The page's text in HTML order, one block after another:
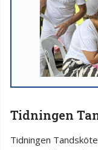
Tidningen
Tidningen